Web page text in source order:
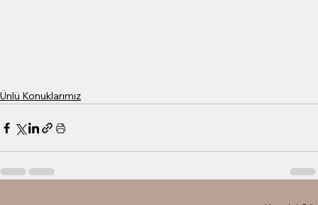
Ünlü Konuklarımız